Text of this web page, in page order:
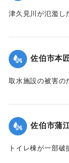
津久見川が氾濫し
｜固有コード:
佐伯市本
取水施設の被害の
佐伯市蒲
トイレ棟が一部破